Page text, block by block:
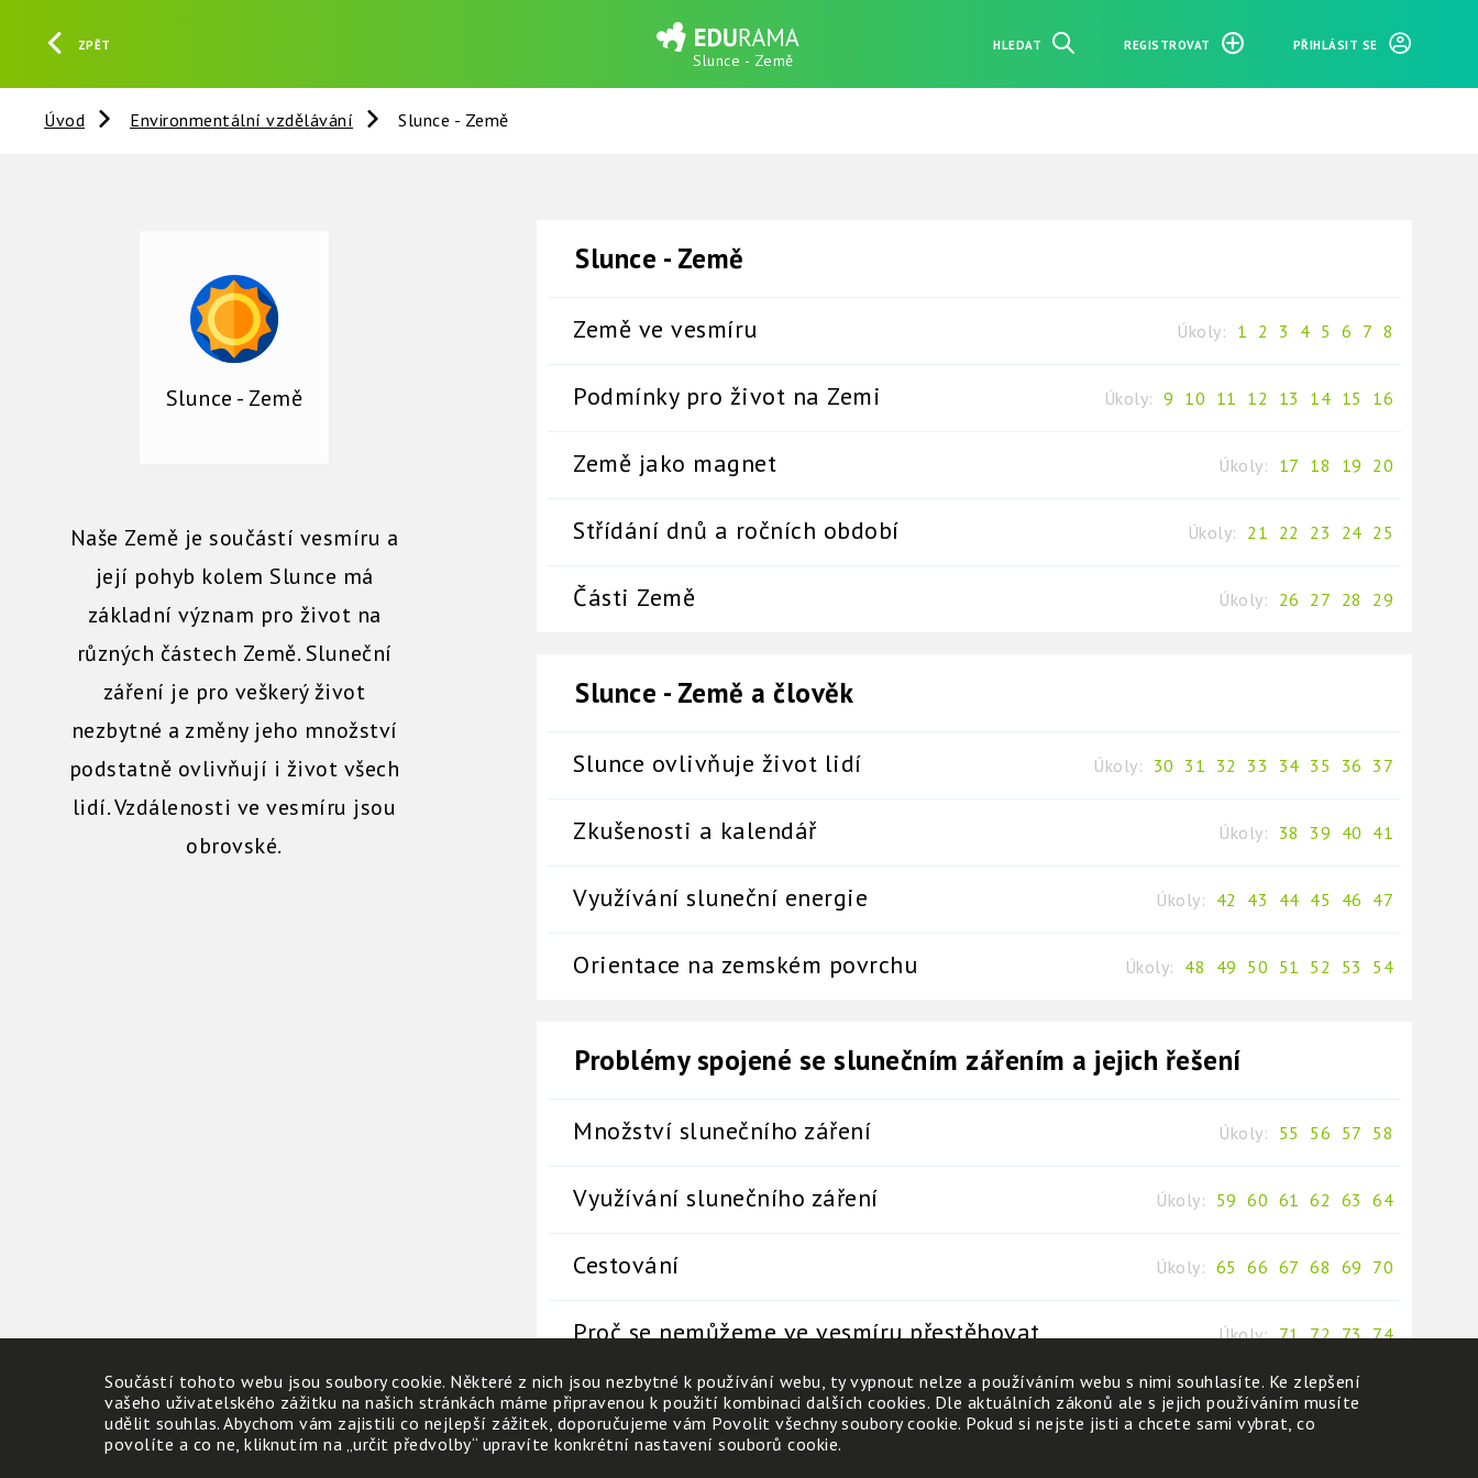
ZPĚT
Slunce - Země
HLEDAT REGISTROVAT PŘIHLÁSIT SE
Úvod Environmentální vzdělávání Slunce - Země
Slunce - Země
Naše Země je součástí vesmíru a
její pohyb kolem Slunce má
základní význam pro život na
různých částech Země. Sluneční
záření je pro veškerý život
nezbytné a změny jeho množství
podstatně ovlivňují i život všech
lidí. Vzdálenosti ve vesmíru jsou
obrovské.
Slunce - Země
Země ve vesmíru Úkoly: 1 2 3 4 5 6 7 8
Podmínky pro život na Zemi Úkoly: 9 10 11 12 13 14 15 16
Země jako magnet Úkoly: 17 18 19 20
Střídání dnů a ročních období Úkoly: 21 22 23 24 25
Části Země Úkoly: 26 27 28 29
Slunce - Země a člověk
Slunce ovlivňuje život lidí Úkoly: 30 31 32 33 34 35 36 37
Zkušenosti a kalendář Úkoly: 38 39 40 41
Využívání sluneční energie Úkoly: 42 43 44 45 46 47
Orientace na zemském povrchu Úkoly: 48 49 50 51 52 53 54
Problémy spojené se slunečním zářením a jejich řešení
Množství slunečního záření Úkoly: 55 56 57 58
Využívání slunečního záření Úkoly: 59 60 61 62 63 64
Cestování Úkoly: 65 66 67 68 69 70
Proč se nemůžeme ve vesmíru přestěhovat Úkoly: 71 72 73 74
Součástí tohoto webu jsou soubory cookie. Některé z nich jsou nezbytné k používání webu, ty vypnout nelze a používáním webu s nimi souhlasíte. Ke zlepšení
vašeho uživatelského zážitku na našich stránkách máme připravenou k použití kombinaci dalších cookies. Dle aktuálních zákonů ale s jejich používáním musíte
udělit souhlas. Abychom vám zajistili co nejlepší zážitek, doporučujeme vám Povolit všechny soubory cookie. Pokud si nejste jisti a chcete sami vybrat, co
povolíte a co ne, kliknutím na „určit předvolby“ upravíte konkrétní nastavení souborů cookie.